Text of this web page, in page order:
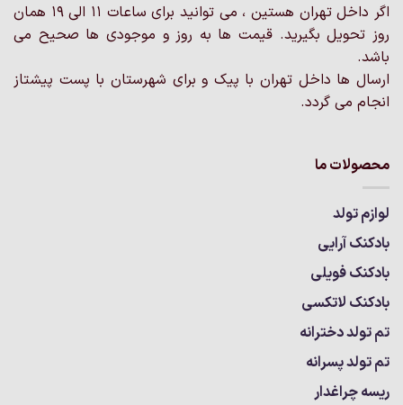
صفحه
محصول
شوند
صفحه
محصول
شوند
اگر داخل تهران هستین ، می توانید برای ساعات 11 الی 19 همان
روز تحویل بگیرید. قیمت ها به روز و موجودی ها صحیح می
باشد.
ارسال ها داخل تهران با پیک و برای شهرستان با پست پیشتاز
انجام می گردد.
محصولات ما
لوازم تولد
بادکنک آرایی
بادکنک فویلی
بادکنک لاتکسی
تم تولد دخترانه
تم تولد پسرانه
ریسه چراغدار